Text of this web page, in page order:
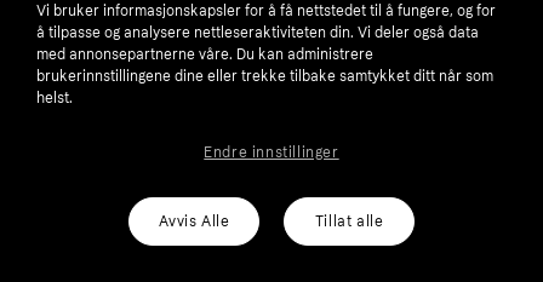
Populære søk i Heller, Mursteiner &
Mørtel
Lettklinkerblokk
Sement- & Betongmørtel Heller
Blokker & Mursteiner Armeringsnett
Vi bruker informasjonskapsler for å få nettstedet til å fungere, og for
å tilpasse og analysere nettleseraktiviteten din. Vi deler også data
med annonsepartnerne våre. Du kan administrere
brukerinnstillingene dine eller trekke tilbake samtykket ditt når som
helst.
Avvis Alle Tillat alle
Endre innstillinger